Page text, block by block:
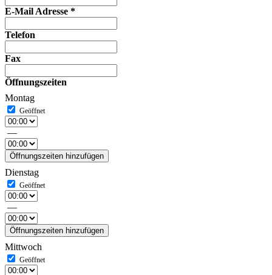
E-Mail Adresse *
Telefon
Fax
Öffnungszeiten
Montag
—
Öffnungszeiten hinzufügen
Dienstag
—
Öffnungszeiten hinzufügen
Mittwoch